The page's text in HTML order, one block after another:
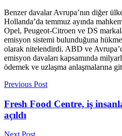
Benzer davalar Avrupa’nın diğer
Hollanda’da temmuz ayında
Opel, Peugeot-Citroen ve DS
emisyon sistemi bulunduğuna
olarak nitelendirdi. ABD ve
emisyon davaları kapsamında
ödemek ve uzlaşma anlaşmalarına
Previous Post
Fresh Food Centre, iş
açıldı